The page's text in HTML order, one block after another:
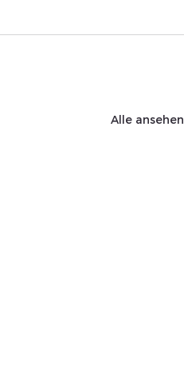
Alle ansehen